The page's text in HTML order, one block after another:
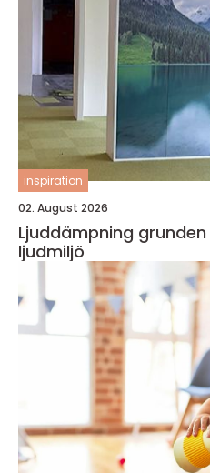
inspiration
02. August 2026
Ljuddämpning grunden för en hållbar
ljudmiljö